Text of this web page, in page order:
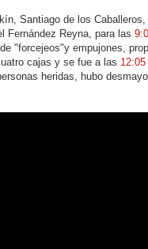
Santiago de los
Fernández Reyna, para las
"forcejeos"y empujones,
cajas y se fue a las 12:05
heridas, hubo